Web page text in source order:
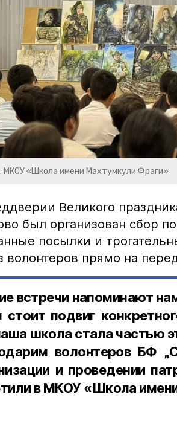
МКОУ «Школа имени Махтумкули Фраги»
Великого
был организован сбор
посылки и
волонтеров прямо на
встречи напоминают
стоит подвиг
школа стала частью
волонтеров БФ
и проведении
в МКОУ «Школа